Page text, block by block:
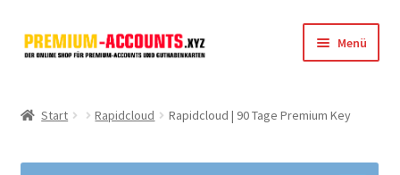
Zur
Navigation
Zum
Inhalt
Menü
Start Rapidcloud Rapidcloud | 90 Tage Premium Key